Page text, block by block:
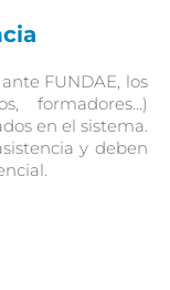
FUNDAE, los
formadores…)
en el sistema.
y deben